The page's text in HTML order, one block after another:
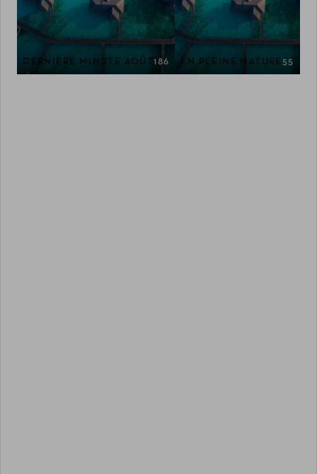
DERNIÈRE MINUTE AOÛT186 EN PLEINE NATURE 55